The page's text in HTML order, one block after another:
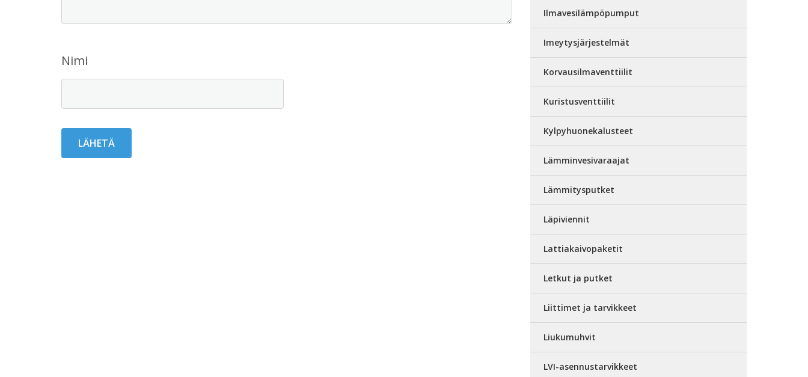
Nimi
Ilmavesilämpöpumput
Imeytysjärjestelmät
Korvausilmaventtiilit
Kuristusventtiilit
Kylpyhuonekalusteet
Lämminvesivaraajat
Lämmitysputket
Läpiviennit
Lattiakaivopaketit
Letkut ja putket
Liittimet ja tarvikkeet
Liukumuhvit
LVI-asennustarvikkeet